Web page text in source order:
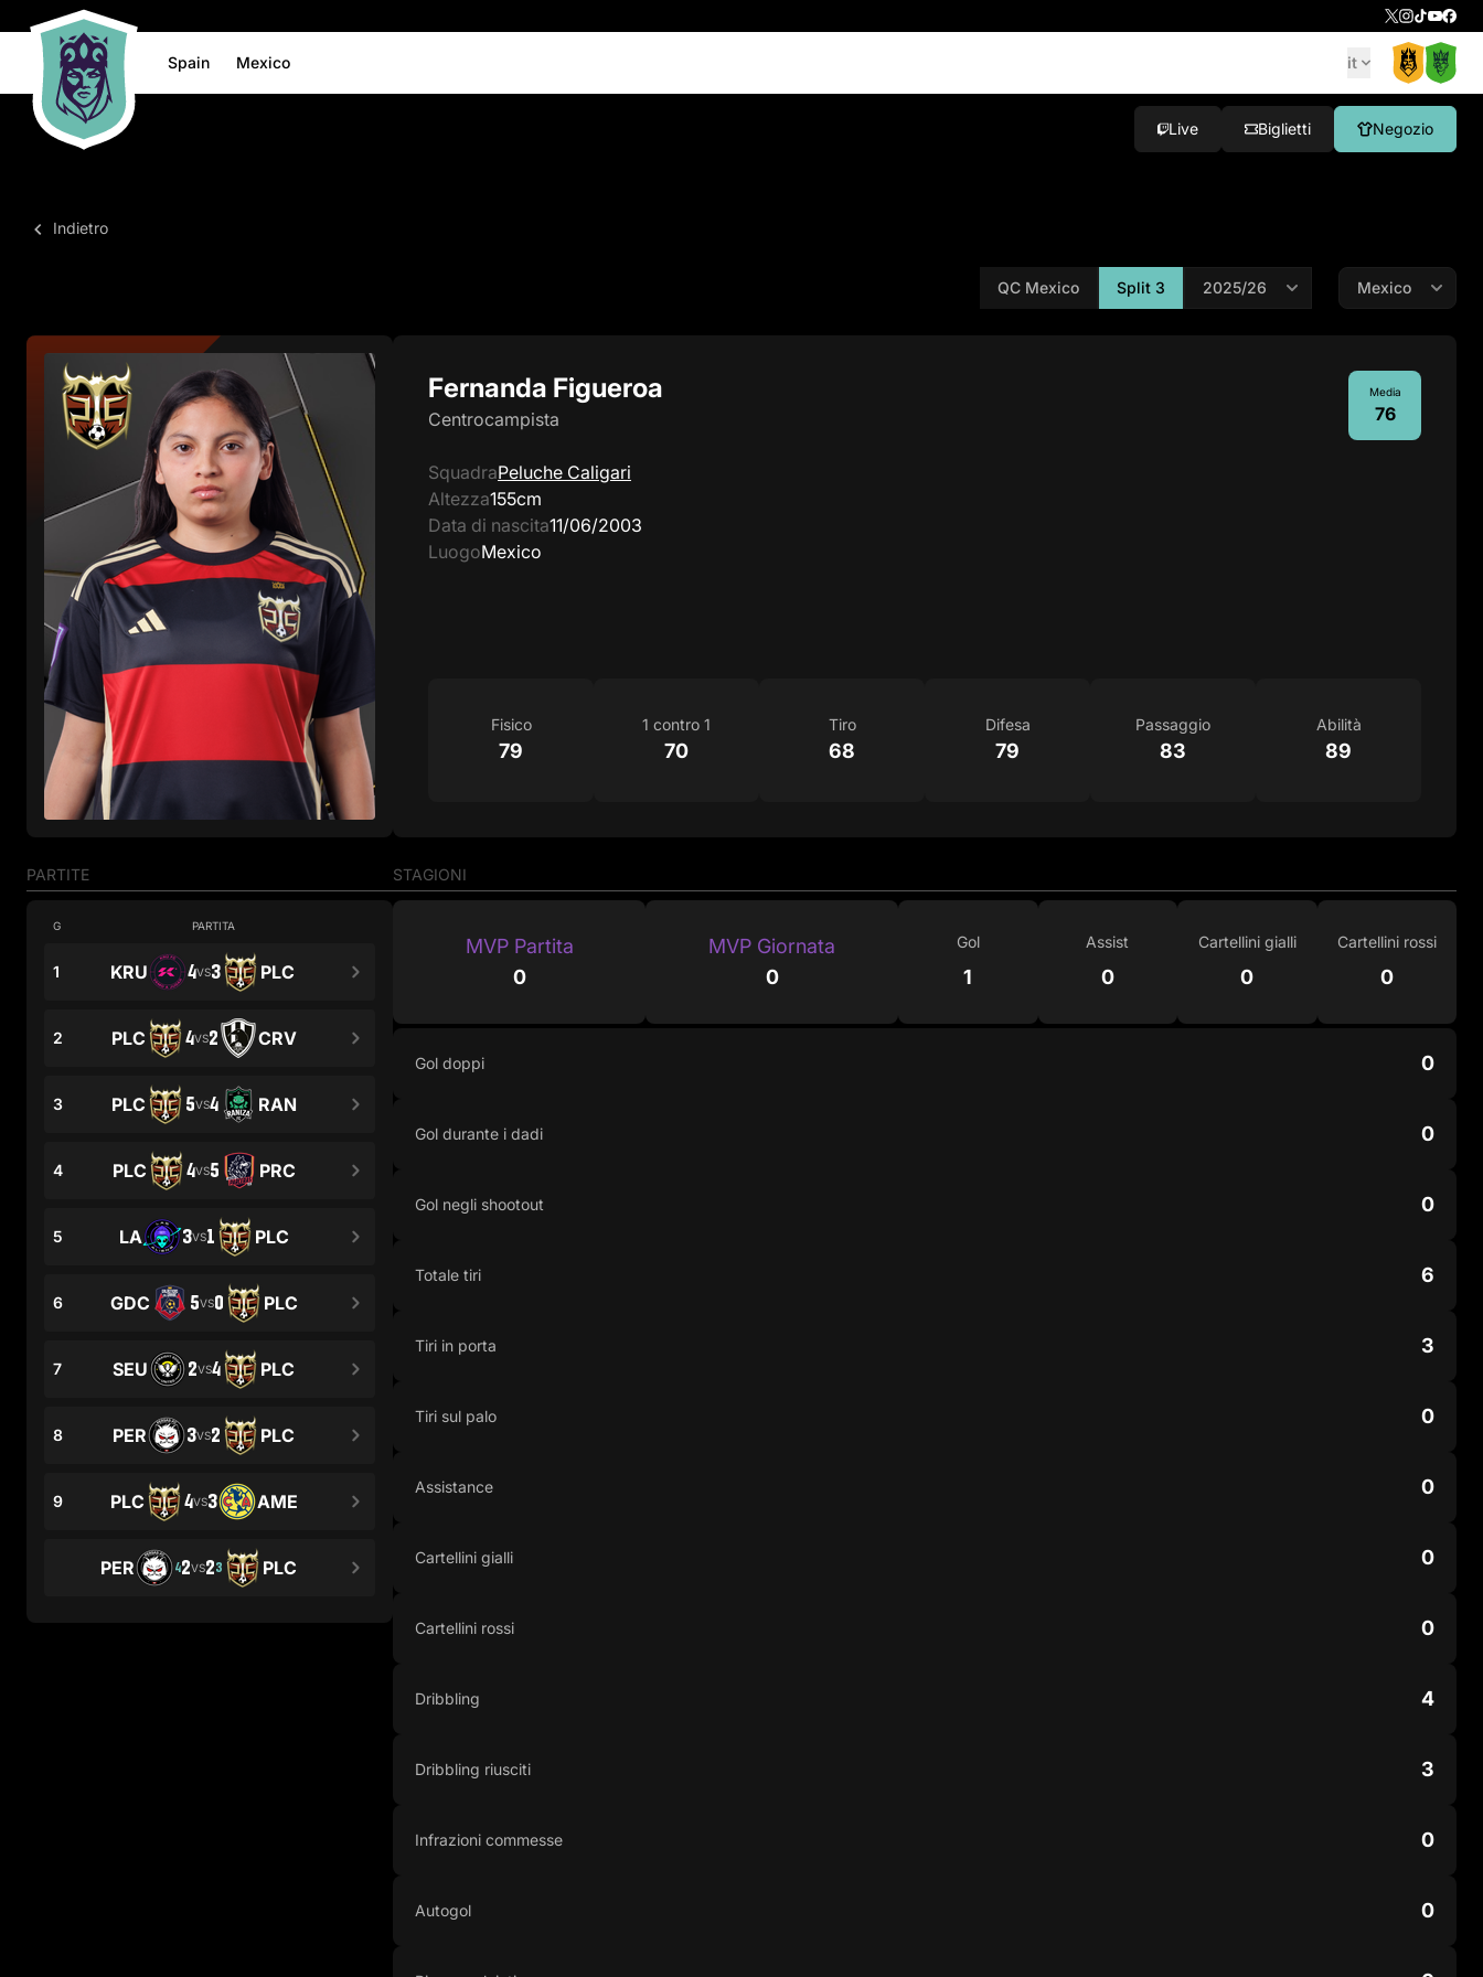
Spain Mexico it
Live Biglietti Negozio
Indietro
QC Mexico Split 3
Fernanda Figueroa
Centrocampista
SquadraPeluche Caligari
Altezza155cm
Data di nascita11/06/2003
LuogoMexico
Media
76
Fisico
79
1 contro 1
70
Tiro
68
Difesa
79
Passaggio
83
Abilità
89
PARTITE
G PARTITA
1 KRU 4VS3 PLC
2 PLC 4VS2 CRV
3 PLC 5VS4 RAN
4 PLC 4VS5 PRC
5 LA 3VS1 PLC
6 GDC 5VS0 PLC
7 SEU 2VS4 PLC
8 PER 3VS2 PLC
9 PLC 4VS3 AME
PER 42VS23 PLC
STAGIONI
MVP Partita
0
MVP Giornata
0
Gol
1
Assist
0
Cartellini gialli
0
Cartellini rossi
0
Gol doppi 0
Gol durante i dadi 0
Gol negli shootout 0
Totale tiri 6
Tiri in porta 3
Tiri sul palo 0
Assistance 0
Cartellini gialli 0
Cartellini rossi 0
Dribbling 4
Dribbling riusciti 3
Infrazioni commesse 0
Autogol 0